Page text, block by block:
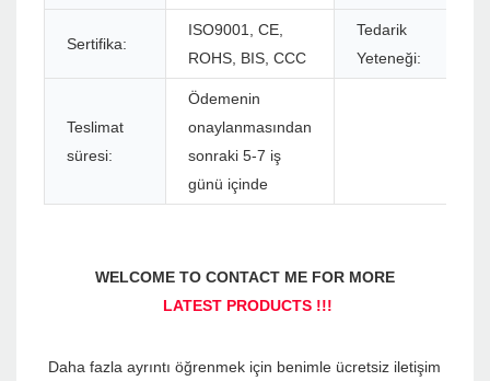
Sertifika:
ISO9001, CE,
ROHS, BIS, CCC
Tedarik
Yeteneği:
Teslimat
süresi:
Ödemenin
onaylanmasından
sonraki 5-7 iş
günü içinde
Daha fazla ayrıntı öğrenmek için benimle ücretsiz iletişim